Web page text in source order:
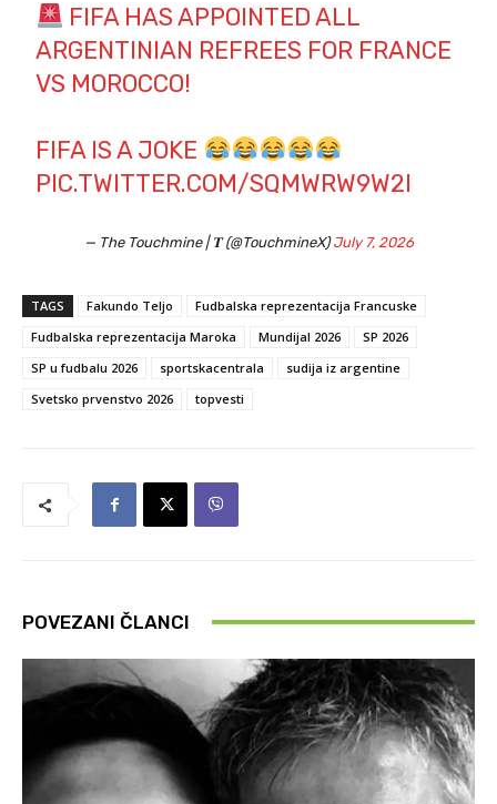
FIFA HAS APPOINTED ALL
ARGENTINIAN REFREES FOR FRANCE
VS MOROCCO!
FIFA IS A JOKE
PIC.TWITTER.COM/SQMWRW9W2I
— The Touchmine | 𝐓 (@TouchmineX)July 7, 2026
TAGS Fakundo Teljo
Fudbalska reprezentacija Francuske
Fudbalska reprezentacija Maroka
Mundijal 2026
SP 2026
SP u fudbalu 2026
sportskacentrala
sudija iz argentine
Svetsko prvenstvo 2026
topvesti
POVEZANI ČLANCI